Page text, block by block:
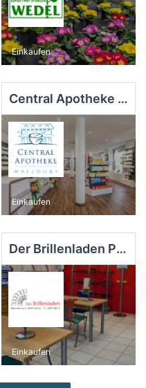
Einkaufen
Central Apotheke Walldorf
Einkaufen
Der Brillenladen Petra Tognino
Einkaufen